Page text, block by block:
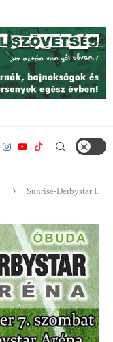
Sunrise-Derbystar I.